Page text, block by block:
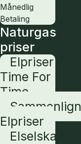
Månedlig
Betaling
Naturgas
priser
Elpriser
Time For
Time
Sammenlign
Elpriser
Elselskaber